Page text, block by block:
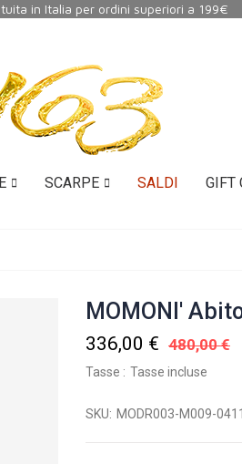
in Italia per ordini superiori a 199€
SCARPE SALDI GIFT
MOMONI'
336,00 € 480,00 €
Tasse Tasse incluse
SKU MODR003-M009-